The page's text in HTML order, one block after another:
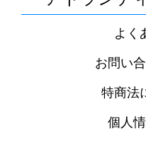
よく
お問い
特商法
個人